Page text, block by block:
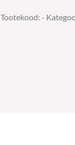
komplekt
Tootekood: -